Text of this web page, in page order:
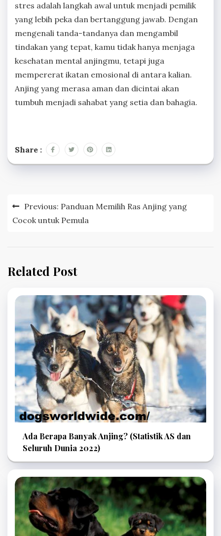
stres adalah langkah awal untuk menjadi pemilik
yang lebih peka dan bertanggung jawab. Dengan
mengenali tanda-tandanya dan mengambil
tindakan yang tepat, kamu tidak hanya menjaga
kesehatan mental anjingmu, tetapi juga
mempererat ikatan emosional di antara kalian.
Anjing yang merasa aman dan dicintai akan
tumbuh menjadi sahabat yang setia dan bahagia.
Share :
Post
navigation
Previous: Panduan Memilih Ras Anjing yang
Cocok untuk Pemula
Related Post
Ada Berapa Banyak Anjing? (Statistik AS dan
Seluruh Dunia 2022)